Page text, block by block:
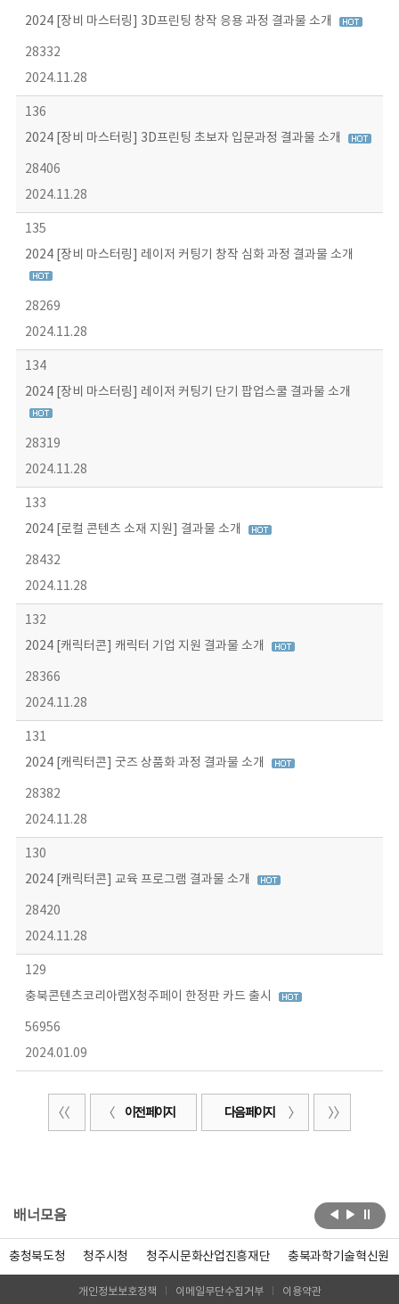
2024 [장비 마스터링] 3D프린팅 창작 응용 과정 결과물 소개
28332
2024.11.28
136
2024 [장비 마스터링] 3D프린팅 초보자 입문과정 결과물 소개
28406
2024.11.28
135
2024 [장비 마스터링] 레이저 커팅기 창작 심화 과정 결과물 소개
28269
2024.11.28
134
2024 [장비 마스터링] 레이저 커팅기 단기 팝업스쿨 결과물 소개
28319
2024.11.28
133
2024 [로컬 콘텐츠 소재 지원] 결과물 소개
28432
2024.11.28
132
2024 [캐릭터콘] 캐릭터 기업 지원 결과물 소개
28366
2024.11.28
131
2024 [캐릭터콘] 굿즈 상품화 과정 결과물 소개
28382
2024.11.28
130
2024 [캐릭터콘] 교육 프로그램 결과물 소개
28420
2024.11.28
129
충북콘텐츠코리아랩X청주페이 한정판 카드 출시
56956
2024.01.09
이전 페이지 다음 페이지
배너모음
충청북도청 청주시청 청주시문화산업진흥재단 충북과학기술혁신원
개인정보보호정책 이메일무단수집거부 이용약관